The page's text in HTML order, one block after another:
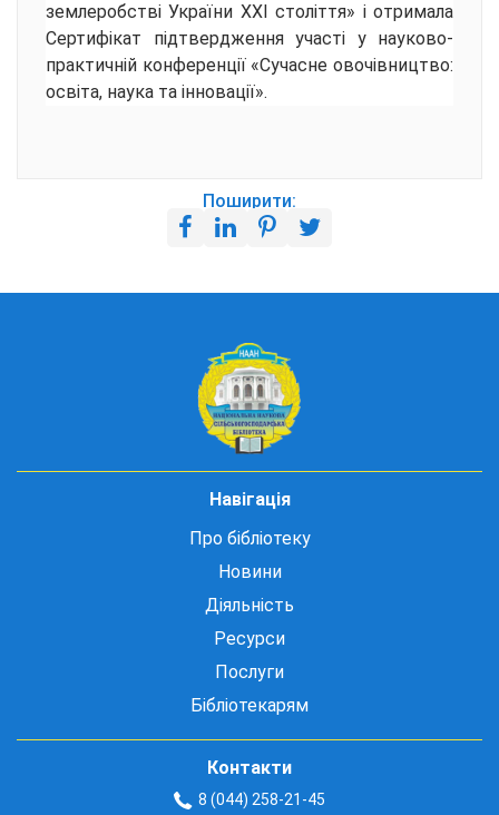
землеробстві України ХХІ століття» і отримала
Сертифікат підтвердження участі у науково-
практичній конференції «Сучасне овочівництво:
освіта, наука та інновації».
Поширити:
Навігація
Про бібліотеку
Новини
Діяльність
Ресурси
Послуги
Бібліотекарям
Контакти
8 (044) 258-21-45